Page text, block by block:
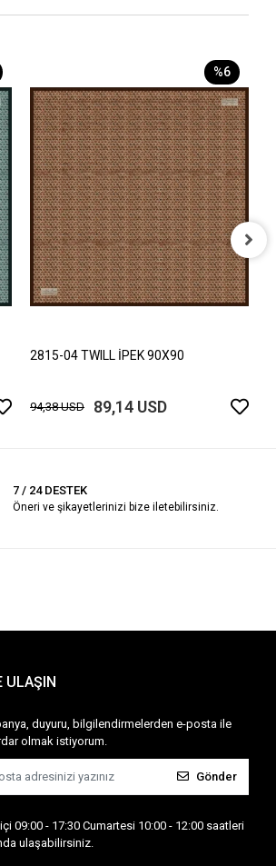
%6
2815-04 TWILL İPEK 90X90
94,38 USD 89,14 USD
7 / 24 DESTEK
Öneri ve şikayetlerinizi bize iletebilirsiniz.
ULAŞIN
duyuru, bilgilendirmelerden e-posta ile
olmak istiyorum.
Gönder
09:00 - 17:30 Cumartesi 10:00 - 12:00 saatleri
ulaşabilirsiniz.